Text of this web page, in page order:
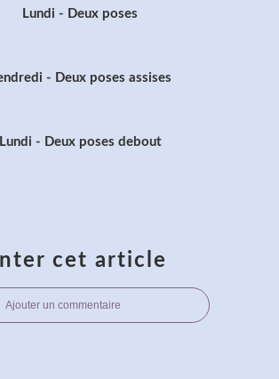
Lundi - Deux poses
- Deux poses assises
Lundi - Deux poses debout
cet article
Ajouter un commentaire